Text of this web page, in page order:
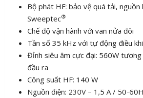
Bộ phát HF: bảo vệ quá tải, nguồn
Sweeptec®
Chế độ vận hành với van nửa đôi
Tần số 35 kHz với tự động điều
Đỉnh siêu âm cực đại: 560W
đầu ra
Công suất HF: 140 W
Nguồn điện: 230V – 1,5 A / 50-